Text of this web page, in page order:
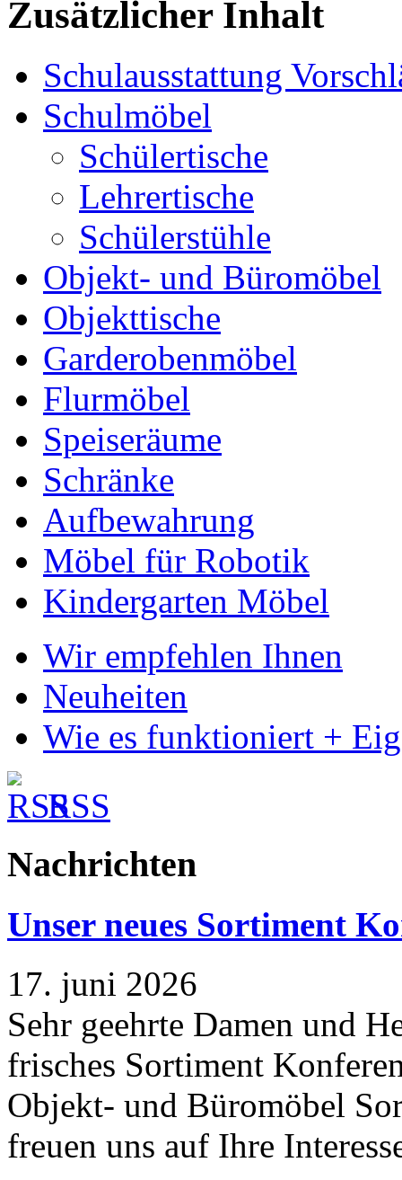
Zusätzlicher Inhalt
Schulausstattung
Schulmöbel
Schülertische
Lehrertische
Schülerstühle
Objekt- und Büromöbel
Objekttische
Garderobenmöbel
Flurmöbel
Speiseräume
Schränke
Aufbewahrung
Möbel für Robotik
Kindergarten Möbel
Wir empfehlen Ihnen
Neuheiten
Wie es funktioniert +
RSS
Nachrichten
Unser neues Sortiment
17. juni 2026
Sehr geehrte Damen und
frisches Sortiment
Objekt- und Büromöbel
freuen uns auf Ihre